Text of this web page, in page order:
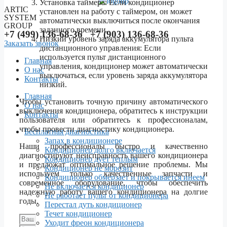
ARTIC
SYSTEM
GROUP
+7 (499) 136-68-36 +7 (903) 136-68-36
Заказать звонок
Главная
О нас
Контакты
Menu
Главная
О нас
Контакты
Бесплатная диагностика
Запах в кондиционере
Кондиционер долго включается
Кондиционер дует теплым
Кондиционер не морозит
Кондиционер обмерзает и покрывается инеем
Не включается кондиционер
Не работает пульт от кондиционера
Перестал дуть кондиционер
Течет кондиционер
Уходит фреон кондиционера
Установка таймера: Если кондиционер
установлен на работу с таймером, он может
автоматически выключиться после окончания
заданного времени.
Низкий уровень заряда аккумулятора пульта
дистанционного управления: Если
используется пульт дистанционного
управления, кондиционер может автоматически
выключаться, если уровень заряда аккумулятора
низкий.
Чтобы установить точную причину автоматического
выключения кондиционера, обратитесь к инструкции
пользователя или обратитесь к профессионалам,
чтобы провести диагностику кондиционера.
Наши профессионалы быстро и качественно
диагностируют неисправность вашего кондиционера
и предложат оптимальное решение проблемы. Мы
используем только качественные запчасти и
современное оборудование, чтобы обеспечить
надежную работу вашего кондиционера на долгие
годы.